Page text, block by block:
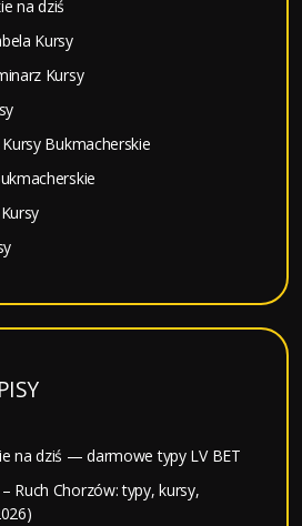
na dziś
Kursy
Kursy
Bukmacherskie
na dziś — darmowe typy LV BET
Ruch Chorzów: typy, kursy,